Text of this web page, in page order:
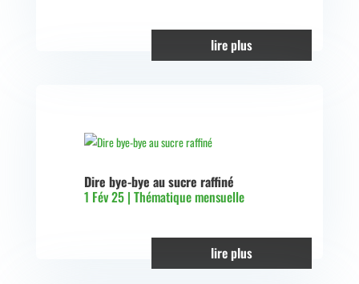
lire plus
Dire bye-bye au sucre raffiné
1 Fév 25| Thématique mensuelle
lire plus